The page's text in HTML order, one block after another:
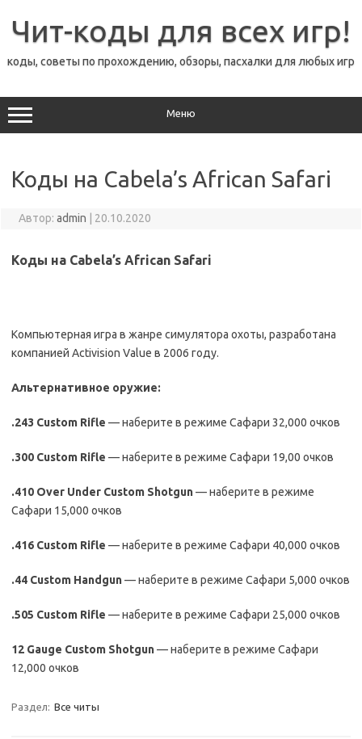
содержимому
Чит-коды для всех игр!
коды, советы по прохождению, обзоры, пасхалки для любых игр
Меню
Коды на Cabela’s African Safari
Автор: admin 20.10.2020
Коды на Cabela’s African Safari
Компьютерная игра в жанре симулятора охоты, разработана
компанией Activision Value в 2006 году.
Альтернативное оружие:
.243 Custom Rifle — наберите в режиме Сафари 32,000 очков
.300 Custom Rifle — наберите в режиме Сафари 19,00 очков
.410 Over Under Custom Shotgun— наберите в режиме
Сафари 15,000 очков
.416 Custom Rifle — наберите в режиме Сафари 40,000 очков
.44 Custom Handgun— наберите в режиме Сафари 5,000 очков
.505 Custom Rifle — наберите в режиме Сафари 25,000 очков
12 Gauge Custom Shotgun— наберите в режиме Сафари
12,000 очков
Раздел: Все читы